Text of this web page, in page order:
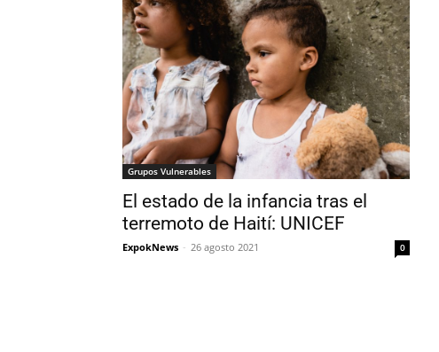
Grupos Vulnerables
El estado de la infancia tras el
terremoto de Haití: UNICEF
ExpokNews - 26 agosto 2021 0